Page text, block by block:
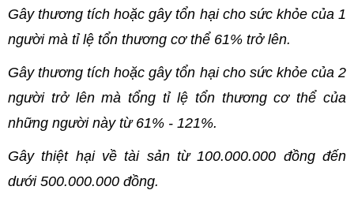
Gây thương tích hoặc gây tổn hại cho sức khỏe của 1
người mà tỉ lệ tổn thương cơ thể 61% trở lên.
Gây thương tích hoặc gây tổn hại cho sức khỏe của 2
người trở lên mà tổng tỉ lệ tổn thương cơ thể của
những người này từ 61% - 121%.
Gây thiệt hại về tài sản từ 100.000.000 đồng đến
dưới 500.000.000 đồng.